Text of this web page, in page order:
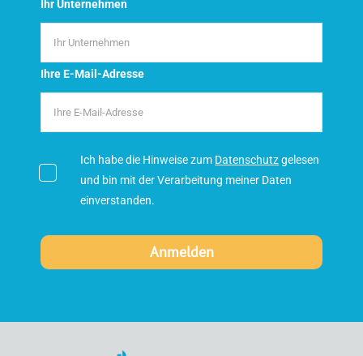
Ihr Unternehmen
Ihre E-Mail-Adresse
Ich habe die Hinweise zum Datenschutzgelesen
und bin mit der Verarbeitung meiner Daten
einverstanden.